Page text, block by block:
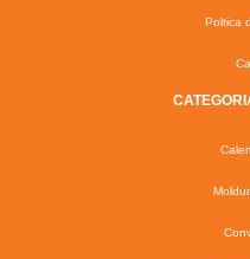
Poltica